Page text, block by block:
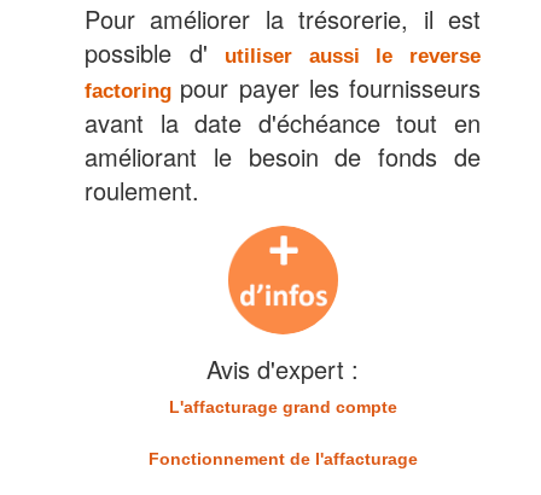
Pour améliorer la trésorerie, il est
possible d'
utiliser aussi le reverse
factoring pour payer les fournisseurs
avant la date d'échéance tout en
améliorant le besoin de fonds de
roulement.
Avis d'expert :
L'affacturage grand compte
Fonctionnement de l'affacturage